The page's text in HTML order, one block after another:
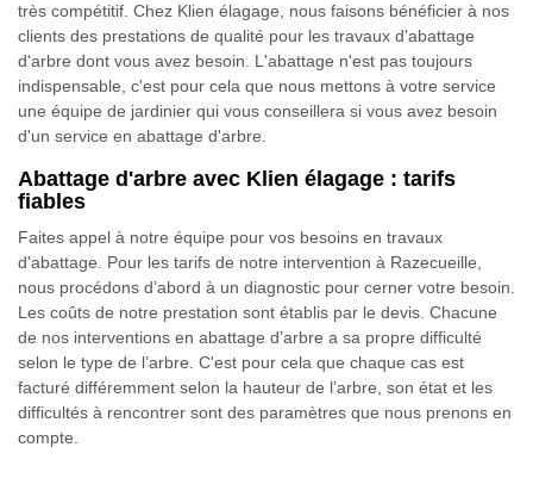
très compétitif. Chez Klien élagage, nous faisons bénéficier à nos
clients des prestations de qualité pour les travaux d'abattage
d'arbre dont vous avez besoin. L'abattage n'est pas toujours
indispensable, c'est pour cela que nous mettons à votre service
une équipe de jardinier qui vous conseillera si vous avez besoin
d'un service en abattage d'arbre.
Abattage d'arbre avec Klien élagage : tarifs
fiables
Faites appel à notre équipe pour vos besoins en travaux
d'abattage. Pour les tarifs de notre intervention à Razecueille,
nous procédons d’abord à un diagnostic pour cerner votre besoin.
Les coûts de notre prestation sont établis par le devis. Chacune
de nos interventions en abattage d’arbre a sa propre difficulté
selon le type de l’arbre. C'est pour cela que chaque cas est
facturé différemment selon la hauteur de l’arbre, son état et les
difficultés à rencontrer sont des paramètres que nous prenons en
compte.